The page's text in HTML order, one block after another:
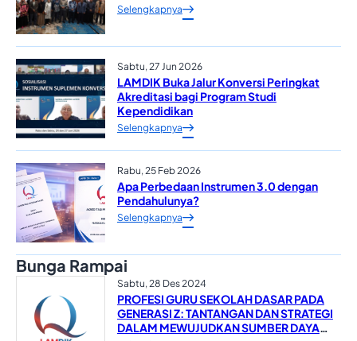
Selengkapnya
Sabtu, 27 Jun 2026
LAMDIK Buka Jalur Konversi Peringkat
Akreditasi bagi Program Studi
Kependidikan
Selengkapnya
Rabu, 25 Feb 2026
Apa Perbedaan Instrumen 3.0 dengan
Pendahulunya?
Selengkapnya
Bunga Rampai
Sabtu, 28 Des 2024
PROFESI GURU SEKOLAH DASAR PADA
GENERASI Z: TANTANGAN DAN STRATEGI
DALAM MEWUJUDKAN SUMBER DAYA